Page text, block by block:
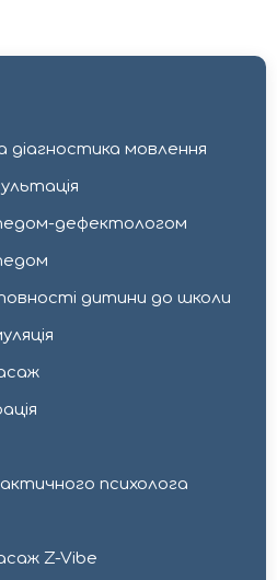
мовлення
дефектологом​
дитини до школи
психолога​
Z-Vibe​